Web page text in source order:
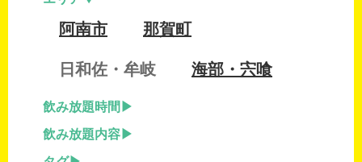
阿南市 那賀町
日和佐・牟岐 海部・宍喰
飲み放題時間
飲み放題内容